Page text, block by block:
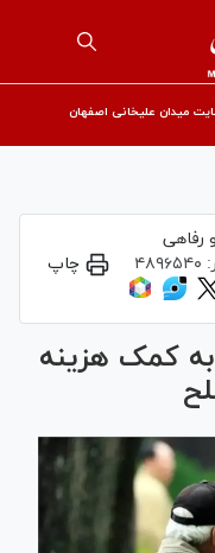
میدان علیخانی اصفهان
رفاهی
۴۸۹۶۵۴۰ چاپ
کمک هزینه